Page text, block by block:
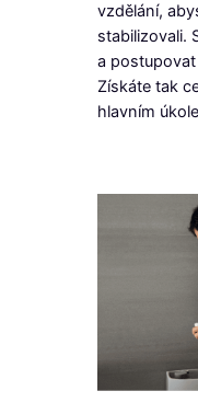
vzdělání,
stabilizovali.
a
Získáte tak
hlavním